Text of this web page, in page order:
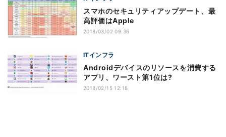
スマホのセキュリティアップデート、最
高評価はApple
2018/03/02 09:36
ITインフラ
Androidデバイスのリソースを消費する
アプリ、ワースト第1位は?
2018/02/15 12:18